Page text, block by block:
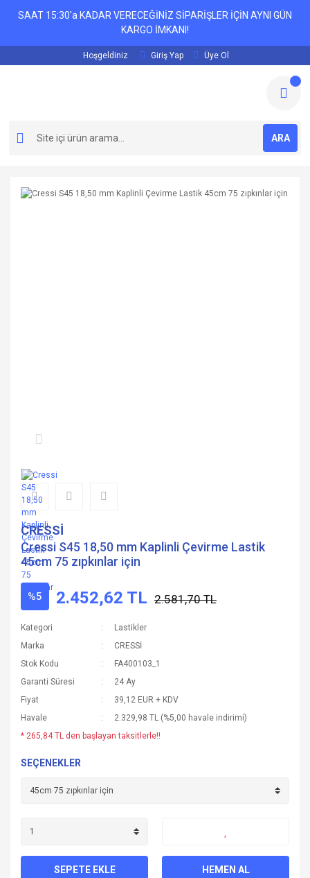
SAAT 15:30'a KADAR VERECEĞİNİZ SİPARİŞLER İÇİN AYNI GÜN
KARGO İMKANI!
Hoşgeldiniz Giriş Yap Üye Ol
ARA
CRESSİ
Cressi S45 18,50 mm Kaplinli Çevirme Lastik
45cm 75 zıpkınlar için
%5 2.452,62 TL 2.581,70 TL
Kategori
Lastikler
Marka
CRESSİ
Stok Kodu
FA400103_1
Garanti Süresi
24 Ay
Fiyat
39,12 EUR + KDV
Havale
2.329,98 TL (%5,00 havale indirimi)
* 265,84 TL den başlayan taksitlerle!!
SEÇENEKLER
SEPETE EKLE HEMEN AL